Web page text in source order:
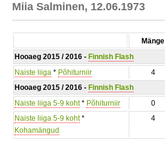
Miia Salminen, 12.06.1973
Mänge
Hooaeg 2015 / 2016 - Finnish Flash
Naiste liiga * Põhiturniir 4
Hooaeg 2015 / 2016 - Finnish Flash
Naiste liiga 5-9 koht* Põhiturniir 0
Naiste liiga 5-9 koht*
Kohamängud
4